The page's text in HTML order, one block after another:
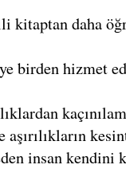
kitaptan daha
birden hizmet
insan kendini